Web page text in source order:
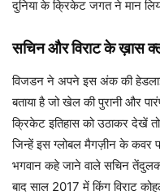
दुनिया के क्रिकेट जगत ने मान
सचिन और विराट के ख़ास
विजडन ने अपने इस अंक की
बताया है जो खेल की पुरानी और
क्रिकेट इतिहास को उठाकर देखें
जिन्हें इस ग्लोबल मैगज़ीन के कवर
भगवान कहे जाने वाले सचिन
बाद साल 2017 में किंग विराट